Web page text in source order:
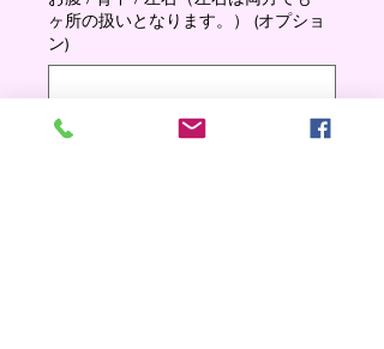
ヶ所の扱いとなります。） (オプショ
ン)
0/500